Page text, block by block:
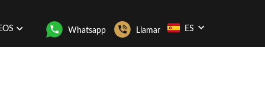
Whatsapp Llamar ES